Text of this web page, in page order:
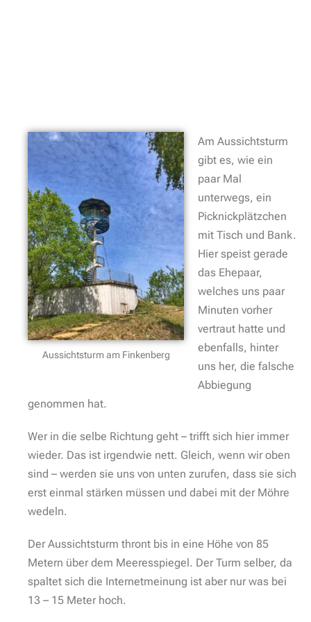
Aussichtsturm am Finkenberg
Am Aussichtsturm
gibt es, wie ein
paar Mal
unterwegs, ein
Picknickplätzchen
mit Tisch und Bank.
Hier speist gerade
das Ehepaar,
welches uns paar
Minuten vorher
vertraut hatte und
ebenfalls, hinter
uns her, die falsche
Abbiegung
genommen hat.
Wer in die selbe Richtung geht – trifft sich hier immer
wieder. Das ist irgendwie nett. Gleich, wenn wir oben
sind – werden sie uns von unten zurufen, dass sie sich
erst einmal stärken müssen und dabei mit der Möhre
wedeln.
Der Aussichtsturm thront bis in eine Höhe von 85
Metern über dem Meeresspiegel. Der Turm selber, da
spaltet sich die Internetmeinung ist aber nur was bei
13 – 15 Meter hoch.